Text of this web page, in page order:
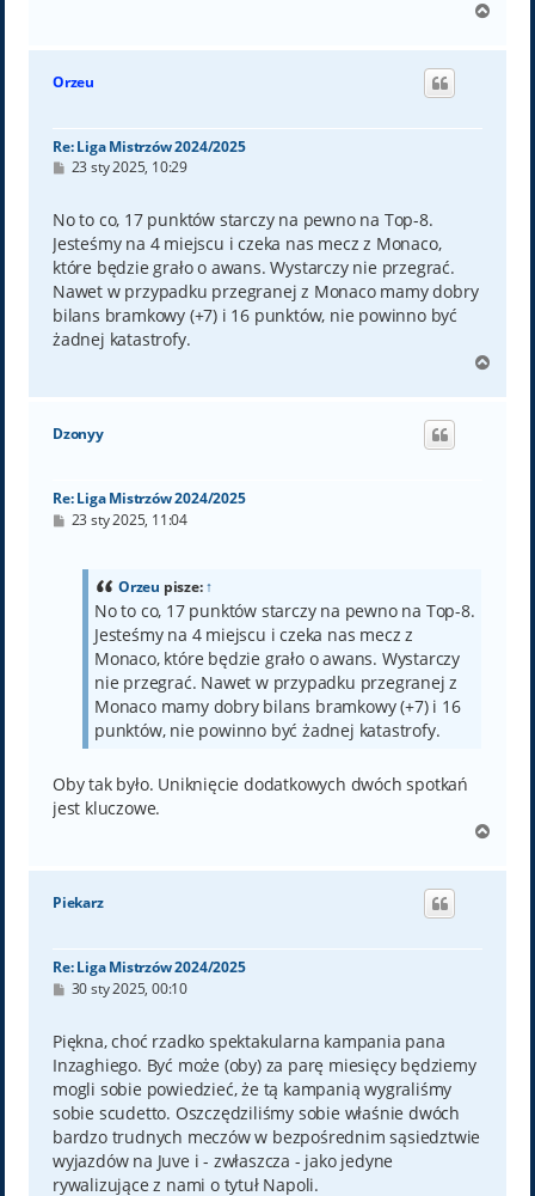
g
Orzeu
Re: Liga Mistrzów 2024/2025
P
t
23 sty 2025, 10:29
No to co, 17 punktów starczy na pewno na Top-8.
Jesteśmy na 4 miejscu i czeka nas mecz z Monaco,
które będzie grało o awans. Wystarczy nie przegrać.
Nawet w przypadku przegranej z Monaco mamy dobry
bilans bramkowy (+7) i 16 punktów, nie powinno być
żadnej katastrofy.
g
Dzonyy
Re: Liga Mistrzów 2024/2025
P23 sty 2025, 11:04
Orzeu pisze:↑
No to co, 17 punktów starczy na pewno na Top-8.
Jesteśmy na 4 miejscu i czeka nas mecz z
Monaco, które będzie grało o awans. Wystarczy
nie przegrać. Nawet w przypadku przegranej z
Monaco mamy dobry bilans bramkowy (+7) i 16
punktów, nie powinno być żadnej katastrofy.
Oby tak było. Uniknięcie dodatkowych dwóch spotkań
jest kluczowe.
g
Piekarz
Re: Liga Mistrzów 2024/2025
P
t
30 sty 2025, 00:10
Piękna, choć rzadko spektakularna kampania pana
Inzaghiego. Być może (oby) za parę miesięcy będziemy
mogli sobie powiedzieć, że tą kampanią wygraliśmy
sobie scudetto. Oszczędziliśmy sobie właśnie dwóch
bardzo trudnych meczów w bezpośrednim sąsiedztwie
wyjazdów na Juve i - zwłaszcza - jako jedyne
rywalizujące z nami o tytuł Napoli.